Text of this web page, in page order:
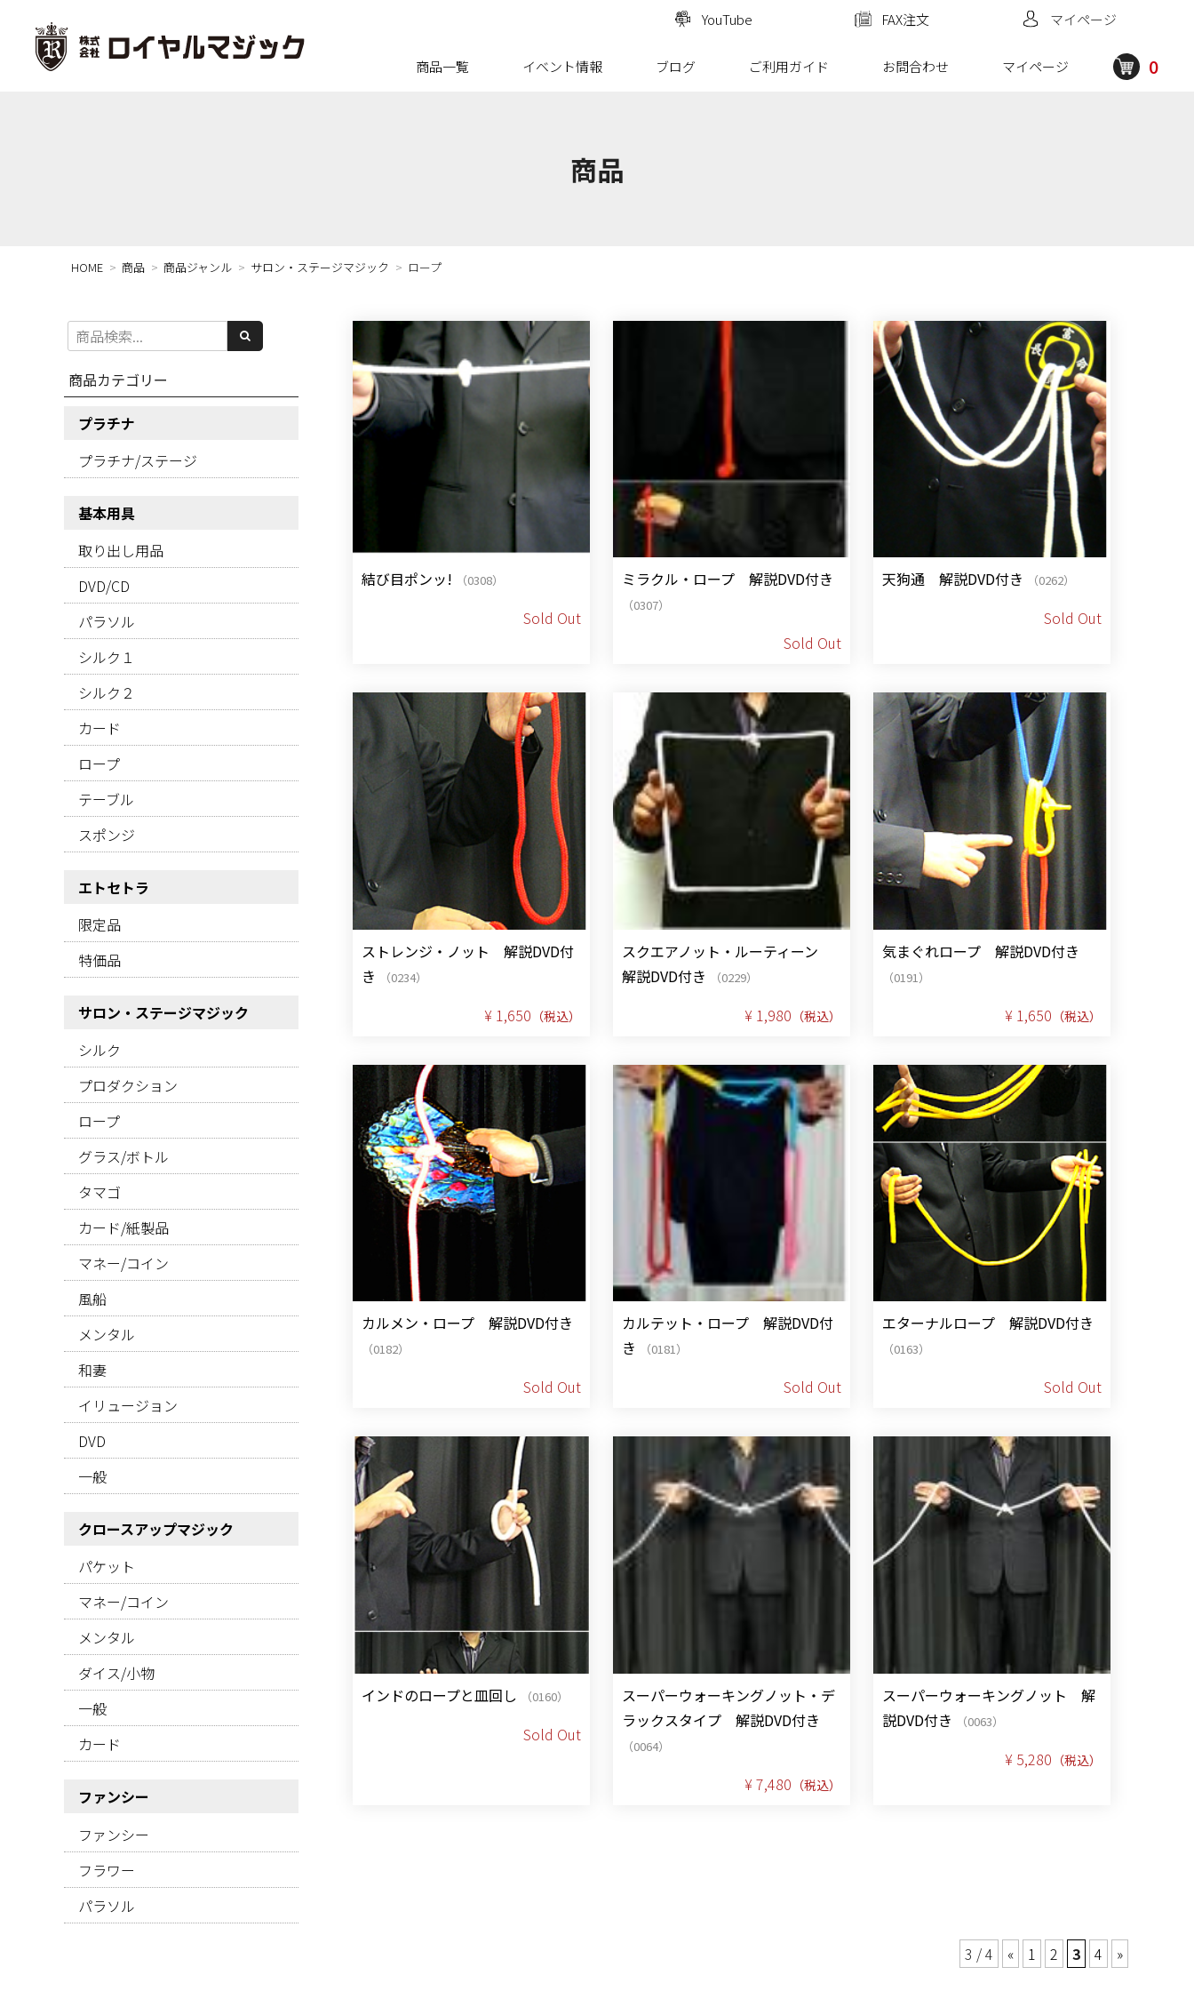
YouTube FAX注文 マイページ
商品一覧 イベント情報 ブログ ご利用ガイド お問合わせ マイページ 0
商品
HOME 商品 商品ジャンル サロン・ステージマジック ロープ
商品カテゴリー
プラチナ
プラチナ/ステージ
基本用具
取り出し用品
DVD/CD
パラソル
シルク１
シルク２
カード
ロープ
テーブル
スポンジ
エトセトラ
限定品
特価品
サロン・ステージマジック
シルク
プロダクション
ロープ
グラス/ボトル
タマゴ
カード/紙製品
マネー/コイン
風船
メンタル
和妻
イリュージョン
DVD
一般
クロースアップマジック
パケット
マネー/コイン
メンタル
ダイス/小物
一般
カード
ファンシー
ファンシー
フラワー
パラソル
結び目ポンッ! （0308）
Sold Out
ミラクル・ロープ 解説DVD付き
（0307）
Sold Out
天狗通 解説DVD付き （0262）
Sold Out
ストレンジ・ノット 解説DVD付
き
（0234）
¥ 1,650 （税込）
スクエアノット・ルーティーン
解説DVD付き
（0229）
¥ 1,980 （税込）
気まぐれロープ 解説DVD付き
（0191）
¥ 1,650 （税込）
カルメン・ロープ 解説DVD付き
（0182）
Sold Out
カルテット・ロープ 解説DVD付
き
（0181）
Sold Out
エターナルロープ 解説DVD付き
（0163）
Sold Out
インドのロープと皿回し （0160）
Sold Out
スーパーウォーキングノット・デ
ラックスタイプ 解説DVD付き
（0064）
¥ 7,480 （税込）
スーパーウォーキングノット 解
説DVD付き
（0063）
¥ 5,280 （税込）
3 / 4 « 1 2 3 4 »